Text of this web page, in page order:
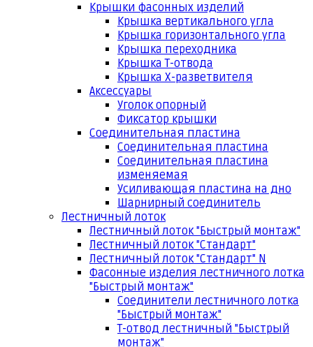
Крышки фасонных изделий
Крышка вертикального угла
Крышка горизонтального угла
Крышка переходника
Крышка Т-отвода
Крышка Х-разветвителя
Аксессуары
Уголок опорный
Фиксатор крышки
Соединительная пластина
Соединительная пластина
Соединительная пластина
изменяемая
Усиливающая пластина на дно
Шарнирный соединитель
Лестничный лоток
Лестничный лоток "Быстрый монтаж"
Лестничный лоток "Стандарт"
Лестничный лоток "Стандарт" N
Фасонные изделия лестничного лотка
"Быстрый монтаж"
Соединители лестничного лотка
"Быстрый монтаж"
Т-отвод лестничный "Быстрый
монтаж"